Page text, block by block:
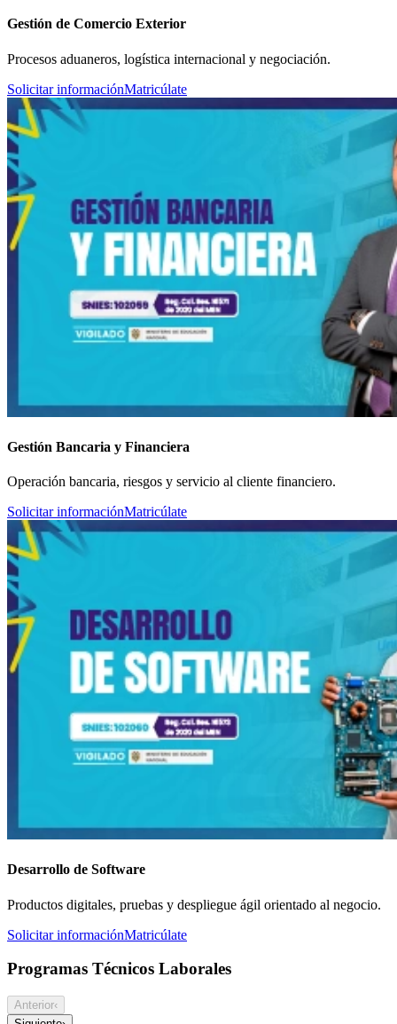
Gestión de Comercio Exterior
Procesos aduaneros, logística internacional y negociación.
Solicitar informaciónMatricúlate
Gestión Bancaria y Financiera
Operación bancaria, riesgos y servicio al cliente financiero.
Solicitar informaciónMatricúlate
Desarrollo de Software
Productos digitales, pruebas y despliegue ágil orientado al negocio.
Solicitar informaciónMatricúlate
Programas Técnicos Laborales
Anterior‹